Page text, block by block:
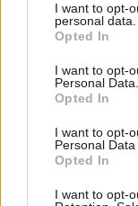
not limited to your
grant or deny
use your data for
consent section.
I want to opt-
personal data.
Opted In
I want to opt-
Personal Data.
Opted In
I want to opt-
Personal Data
Opted In
I want to opt-